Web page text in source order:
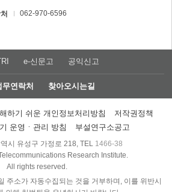
062-970-6596
e-신문고 공익신고
무연락처 찾아오시는길
하기 쉬운 개인정보처리방침
저작권정책
운영ㆍ관리 방침
부설연구소공고
시 유성구 가정로 218, TEL 1466-38
Research Institute.
All rights reserved.
주소가 자동수집되는 것을 거부하며, 이를 위반시